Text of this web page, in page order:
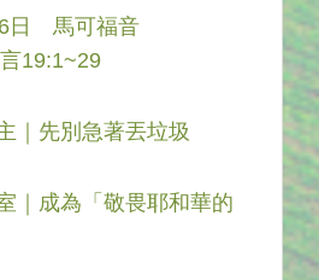
日 馬可福音
19:1~29
｜先別急著丟垃圾
｜成為「敬畏耶和華的